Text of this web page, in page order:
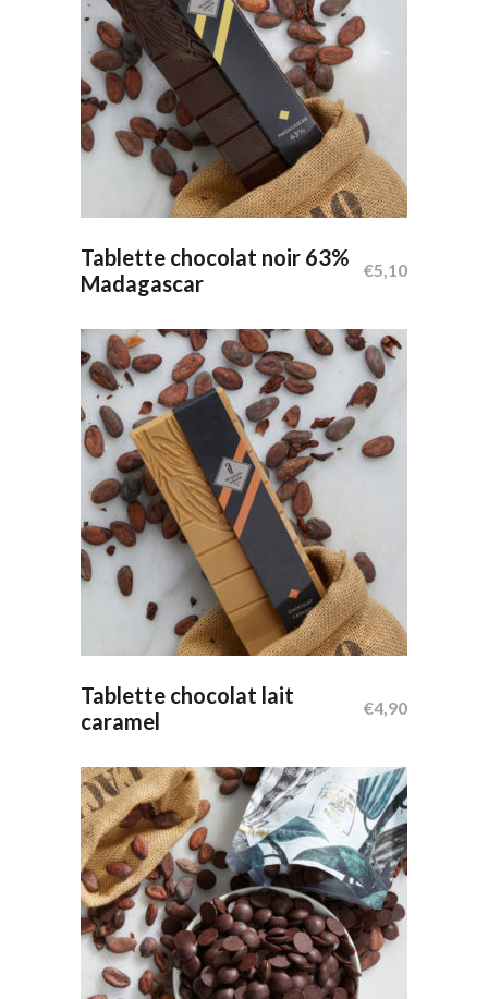
Ajouter Au Panier
Tablette chocolat noir 63%
Madagascar
€5,10
Ajouter Au Panier
Tablette chocolat lait
caramel
€4,90